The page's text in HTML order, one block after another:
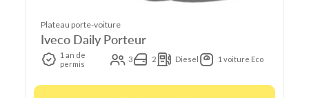
Plateau porte-voiture
Iveco Daily Porteur
1 an de
permis
3 2 Diesel 1 voiture Eco